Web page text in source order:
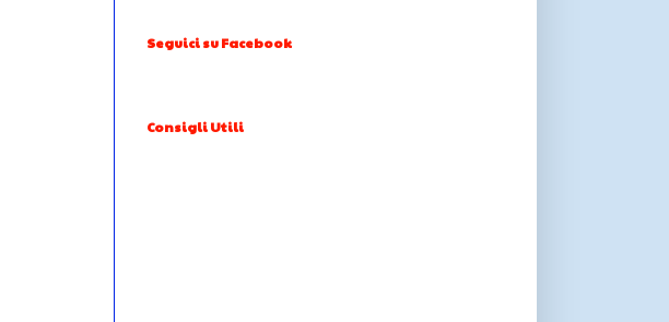
Seguici su Facebook
Consigli Utili